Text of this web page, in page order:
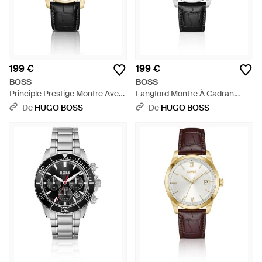
199 €
BOSS
Principle Prestige Montre Avec
Cadran Texturé - Noir
De HUGO BOSS
199 €
BOSS
Langford Montre À Cadran
Avec Bracelet En Cuir Façon
De HUGO BOSS